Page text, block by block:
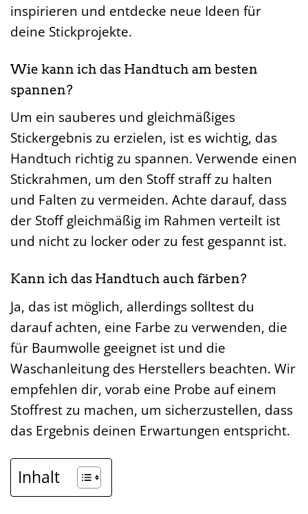
inspirieren und entdecke neue Ideen für
deine Stickprojekte.
Wie kann ich das Handtuch am besten
spannen?
Um ein sauberes und gleichmäßiges
Stickergebnis zu erzielen, ist es wichtig, das
Handtuch richtig zu spannen. Verwende einen
Stickrahmen, um den Stoff straff zu halten
und Falten zu vermeiden. Achte darauf, dass
der Stoff gleichmäßig im Rahmen verteilt ist
und nicht zu locker oder zu fest gespannt ist.
Kann ich das Handtuch auch färben?
Ja, das ist möglich, allerdings solltest du
darauf achten, eine Farbe zu verwenden, die
für Baumwolle geeignet ist und die
Waschanleitung des Herstellers beachten. Wir
empfehlen dir, vorab eine Probe auf einem
Stoffrest zu machen, um sicherzustellen, dass
das Ergebnis deinen Erwartungen entspricht.
Inhalt